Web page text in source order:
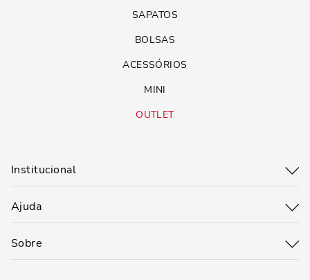
SAPATOS
BOLSAS
ACESSÓRIOS
MINI
OUTLET
Institucional
Ajuda
Sobre